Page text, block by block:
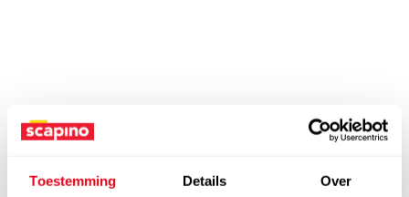
Toestemming Details Over